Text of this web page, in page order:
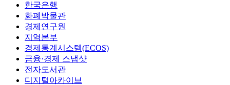
한국은행
화폐박물관
경제연구원
지역본부
경제통계시스템(ECOS)
금융·경제 스냅샷
전자도서관
디지털아카이브